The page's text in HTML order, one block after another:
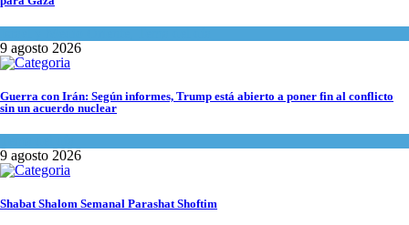
9 agosto 2026
Guerra con Irán: Según informes, Trump está abierto a poner fin al conflicto
sin un acuerdo nuclear
9 agosto 2026
Shabat Shalom Semanal Parashat Shoftim